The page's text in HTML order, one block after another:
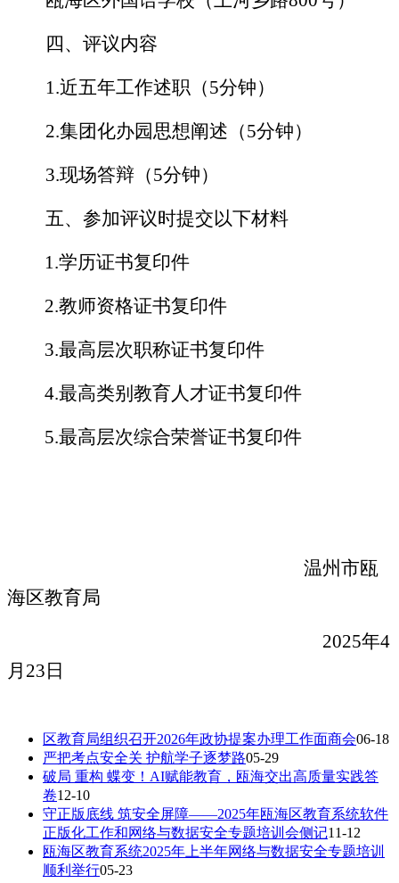
四、 评议内容
1.近五年工作述职（5分钟）
2.集团化办园思想阐述（5分钟）
3.现场答辩（5分钟）
五、 参加评议时提交以下材料
1.学历证书复印件
2.教师资格证书复印件
3.最高层次职称证书复印件
4.最高类别教育人才证书复印件
5.最高层次综合荣誉证书复印件
温州市瓯
海区教育局
2025年4
月 23 日
区教育局组织召开2026年政协提案办理工作面商会06-18
严把考点安全关 护航学子逐梦路05-29
破局 重构 蝶变！AI赋能教育，瓯海交出高质量实践答
卷12-10
守正版底线 筑安全屏障——2025年瓯海区教育系统软件
正版化工作和网络与数据安全专题培训会侧记11-12
瓯海区教育系统2025年上半年网络与数据安全专题培训
顺利举行05-23